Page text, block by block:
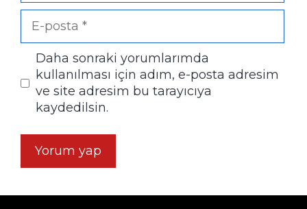
posta
Daha sonraki yorumlarımda
kullanılması için adım, e-posta adresim
ve site adresim bu tarayıcıya
kaydedilsin.